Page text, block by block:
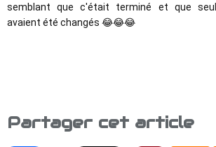
semblant que c'était terminé et que
avaient été changés 😂😂😂
Partager cet article